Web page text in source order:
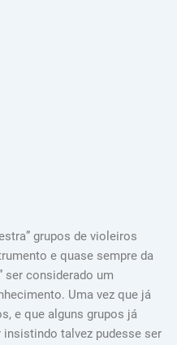
grupos de violeiros
e quase sempre da
ser considerado um
Uma vez que já
e que alguns grupos já
talvez pudesse ser